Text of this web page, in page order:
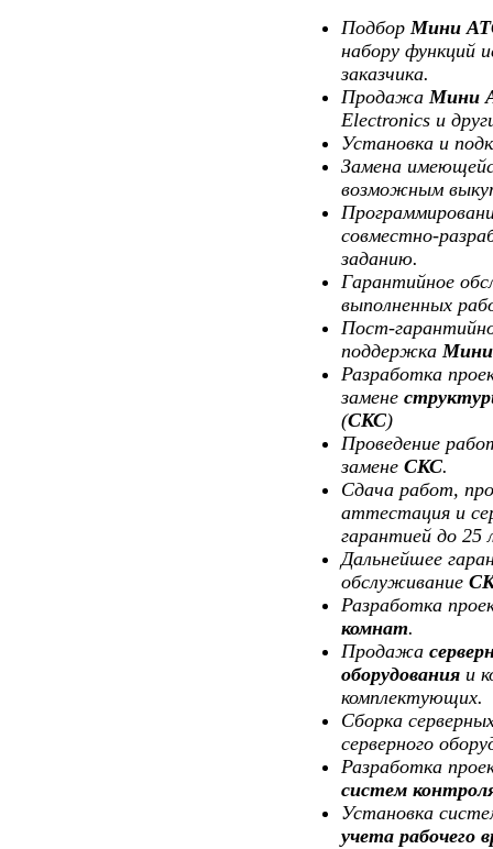
ПодборМини
набору функций
заказчика.
ПродажаМини
Electronics и
Установка и
Замена
возможным
совместно-
заданию.
Гарантийное
выполненных
Пост-
поддержка
Разработка
замене
(СКС)
Проведение
замене СКС.
Сдача работ,
аттестация и
гарантией до 25
Дальнейшее
обслуживание
Разработка
комнат.
Продажа
оборудования и
комплектующих.
Сборка
серверного
Разработка
систем
Установка
учета рабочего